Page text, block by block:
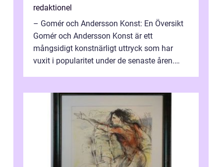
redaktionel
– Gomér och Andersson Konst: En Översikt
Gomér och Andersson Konst är ett
mångsidigt konstnärligt uttryck som har
vuxit i popularitet under de senaste åren.